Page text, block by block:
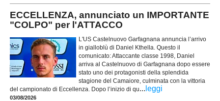
ECCELLENZA, annunciato un IMPORTANTE
"COLPO" per l'ATTACCO
L'US Castelnuovo Garfagnana annuncia l’arrivo
in gialloblù di Daniel Kthella. Questo il
comunicato: Attaccante classe 1998, Daniel
arriva al Castelnuovo di Garfagnana dopo essere
stato uno dei protagonisti della splendida
stagione del Camaiore, culminata con la vittoria
del campionato di Eccellenza. Dopo l’inizio di qu... leggi
03/08/2026